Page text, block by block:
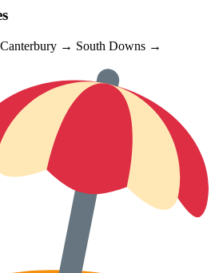
→ South Downs →